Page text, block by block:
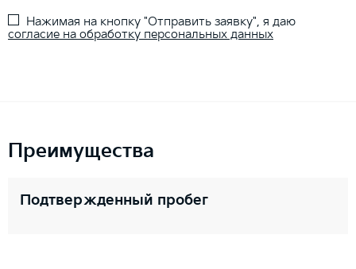
Нажимая на кнопку "Отправить заявку", я даю
согласие на обработку персональных данных
Преимущества
Подтвержденный пробег